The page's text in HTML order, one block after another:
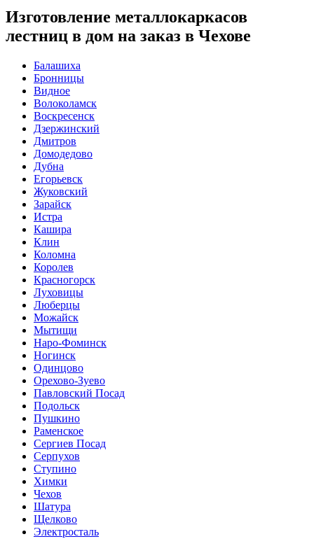
Изготовление металлокаркасов
лестниц в дом на заказ в Чехове
Балашиха
Бронницы
Видное
Волоколамск
Воскресенск
Дзержинский
Дмитров
Домодедово
Дубна
Егорьевск
Жуковский
Зарайск
Истра
Кашира
Клин
Коломна
Королев
Красногорск
Луховицы
Люберцы
Можайск
Мытищи
Наро-Фоминск
Ногинск
Одинцово
Орехово-Зуево
Павловский Посад
Подольск
Пушкино
Раменское
Сергиев Посад
Серпухов
Ступино
Химки
Чехов
Шатура
Щелково
Электросталь